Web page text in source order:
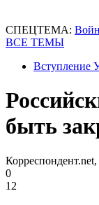
СПЕЦТЕМА:
ВСЕ ТЕМЫ
Вступление
быть
0
12